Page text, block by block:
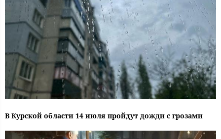
В Курской области 14 июля пройдут дожди с грозами